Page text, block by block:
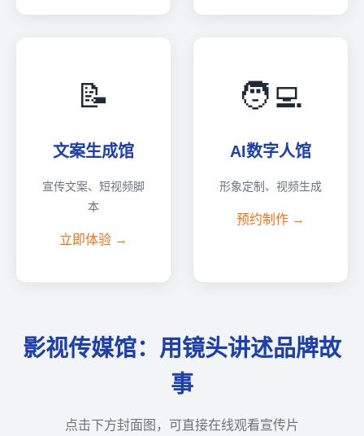
📝
文案生成馆
宣传文案、短视频脚
本
立即体验 →
🧑‍💻
AI数字人馆
形象定制、视频生成
预约制作 →
影视传媒馆：用镜头讲述品牌故
事
点击下方封面图，可直接在线观看宣传片